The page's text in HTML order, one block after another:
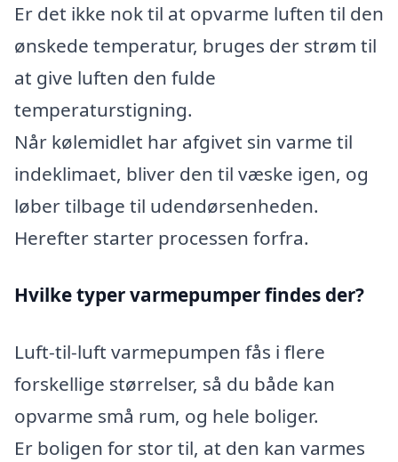
Er det ikke nok til at opvarme luften til den
ønskede temperatur, bruges der strøm til
at give luften den fulde
temperaturstigning.
Når kølemidlet har afgivet sin varme til
indeklimaet, bliver den til væske igen, og
løber tilbage til udendørsenheden.
Herefter starter processen forfra.
Hvilke typer varmepumper findes der?
Luft-til-luft varmepumpen fås i flere
forskellige størrelser, så du både kan
opvarme små rum, og hele boliger.
Er boligen for stor til, at den kan varmes